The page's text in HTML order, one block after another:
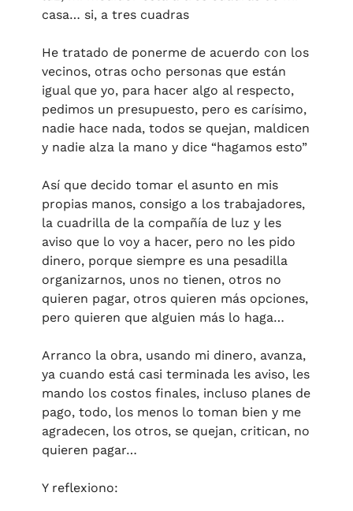
casa… si, a tres cuadras
He tratado de ponerme de acuerdo con los
vecinos, otras ocho personas que están
igual que yo, para hacer algo al respecto,
pedimos un presupuesto, pero es carísimo,
nadie hace nada, todos se quejan, maldicen
y nadie alza la mano y dice “hagamos esto”
Así que decido tomar el asunto en mis
propias manos, consigo a los trabajadores,
la cuadrilla de la compañía de luz y les
aviso que lo voy a hacer, pero no les pido
dinero, porque siempre es una pesadilla
organizarnos, unos no tienen, otros no
quieren pagar, otros quieren más opciones,
pero quieren que alguien más lo haga…
Arranco la obra, usando mi dinero, avanza,
ya cuando está casi terminada les aviso, les
mando los costos finales, incluso planes de
pago, todo, los menos lo toman bien y me
agradecen, los otros, se quejan, critican, no
quieren pagar…
Y reflexiono: